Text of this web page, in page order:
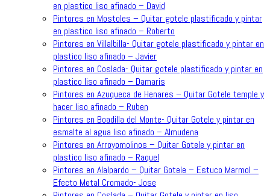
en plastico liso afinado – David
Pintores en Mostoles – Quitar gotele plastificado y pintar
en plastico liso afinado – Roberto
Pintores en Villalbilla- Quitar gotele plastificado y pintar en
plastico liso afinado – Javier
Pintores en Coslada- Quitar gotele plastificado y pintar en
plastico liso afinado – Damaris
Pintores en Azuqueca de Henares – Quitar Gotele temple y
hacer liso afinado – Ruben
Pintores en Boadilla del Monte- Quitar Gotele y pintar en
esmalte al agua liso afinado – Almudena
Pintores en Arroyomolinos – Quitar Gotele y pintar en
plastico liso afinado – Raquel
Pintores en Alalpardo – Quitar Gotele – Estuco Marmol –
Efecto Metal Cromado- Jose